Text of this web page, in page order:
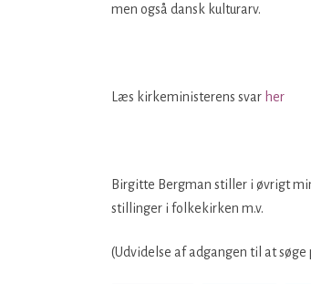
men også dansk kulturarv.
Læs kirkeministerens svar her
Birgitte Bergman stiller i øvrigt
stillinger i folkekirken m.v.
(Udvidelse af adgangen til at